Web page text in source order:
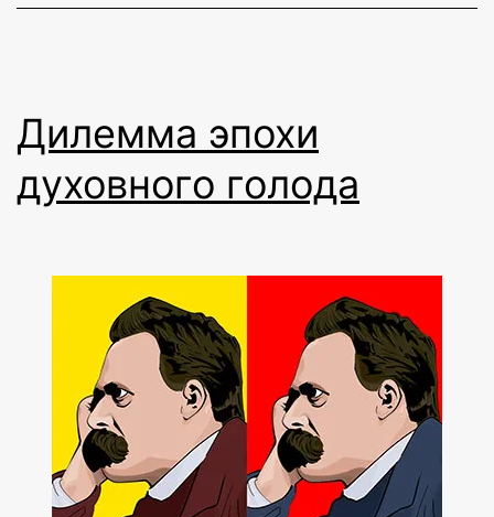
Дилемма эпохи
духовного голода